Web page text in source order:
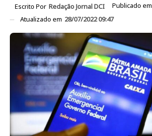
Escrito Por Redação Jornal DCI Publicado em
Atualizado em 28/07/2022 09:47